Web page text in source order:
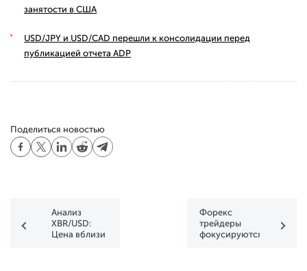
занятости в США
USD/JPY и USD/CAD перешли к консолидации перед
публикацией отчета ADP
Поделиться новостью
Анализ
XBR/USD:
Цена вблизи
Форекс
трейдеры
фокусируются